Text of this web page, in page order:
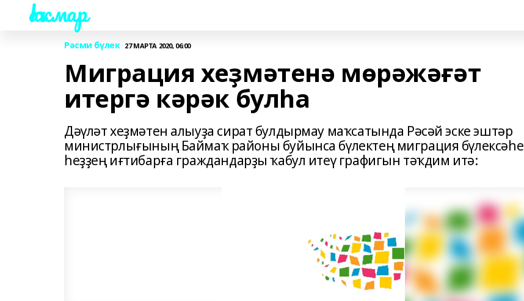
Һаҡмар
Рәсми бүлек 27 МАРТА 2020, 06:00
Миграция хеҙмәтенә мөрәжәғәт
итергә кәрәк булһа
Дәүләт хеҙмәтен алыуҙа сират булдырмау маҡсатында Рәсәй эске эштәр
министрлығының Баймаҡ районы буйынса бүлектең миграция бүлексәһе
һеҙҙең иғтибарға граждандарҙы ҡабул итеү графигын тәҡдим итә: